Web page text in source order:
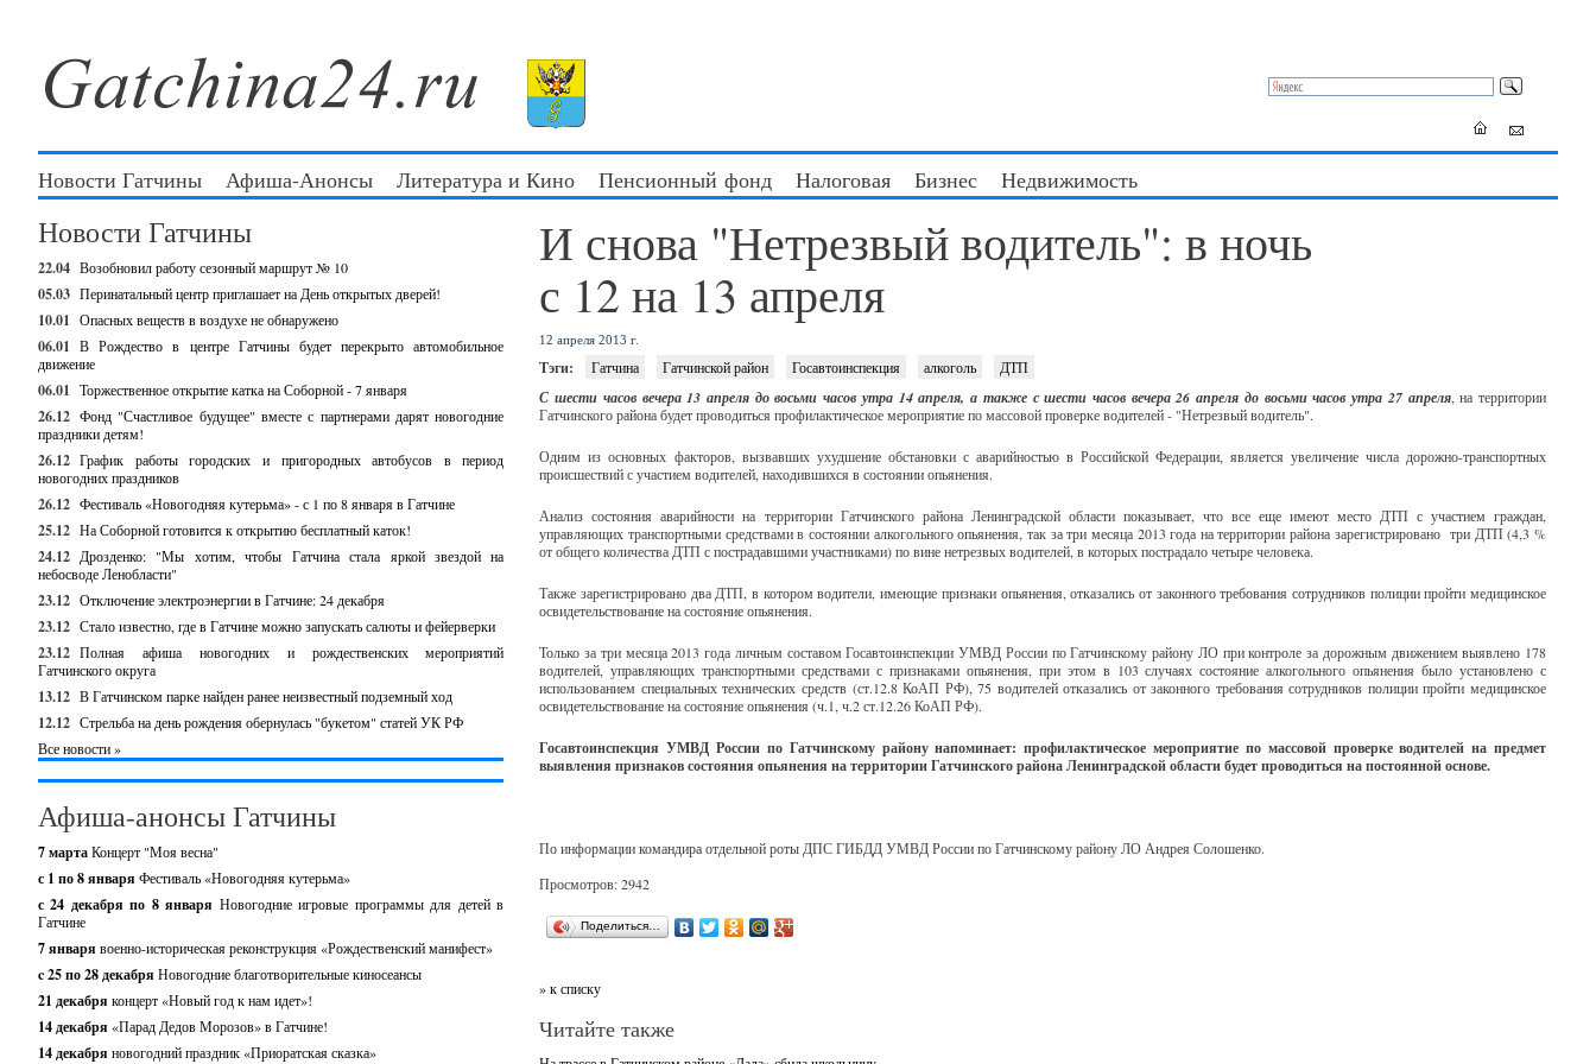
Новости Гатчины Афиша-Анонсы Литература и Кино Пенсионный фонд Налоговая Бизнес Недвижимость
Новости Гатчины
22.04 Возобновил работу сезонный маршрут № 10
05.03 Перинатальный центр приглашает на День открытых дверей!
10.01 Опасных веществ в воздухе не обнаружено
06.01 В Рождество в центре Гатчины будет перекрыто автомобильное
движение
06.01 Торжественное открытие катка на Соборной - 7 января
26.12 Фонд "Счастливое будущее" вместе с партнерами дарят новогодние
праздники детям!
26.12 График работы городских и пригородных автобусов в период
новогодних праздников
26.12 Фестиваль «Новогодняя кутерьма» - с 1 по 8 января в Гатчине
25.12 На Соборной готовится к открытию бесплатный каток!
24.12 Дрозденко: "Мы хотим, чтобы Гатчина стала яркой звездой на
небосводе Ленобласти"
23.12 Отключение электроэнергии в Гатчине: 24 декабря
23.12 Стало известно, где в Гатчине можно запускать салюты и фейерверки
23.12 Полная афиша новогодних и рождественских мероприятий
Гатчинского округа
13.12 В Гатчинском парке найден ранее неизвестный подземный ход
12.12 Стрельба на день рождения обернулась "букетом" статей УК РФ
Все новости »
Афиша-анонсы Гатчины
7 мартаКонцерт "Моя весна"
с 1 по 8 января Фестиваль «Новогодняя кутерьма»
с 24 декабря по 8 января Новогодние игровые программы для детей в
Гатчине
7 января военно-историческая реконструкция «Рождественский манифест»
c 25 по 28 декабря Новогодние благотворительные киносеансы
21 декабря концерт «Новый год к нам идет»!
14 декабря «Парад Дедов Морозов» в Гатчине!
14 декабря новогодний праздник «Приоратская сказка»
И снова "Нетрезвый водитель": в ночь
с 12 на 13 апреля
12 апреля 2013 г.
Тэги: Гатчина Гатчинской район Госавтоинспекция алкоголь ДТП
С шести часов вечера 13 апреля до восьми часов утра 14 апреля, а также сшести часов вечера 26 апреля до восьми часов утра27 апреля, на территории
Гатчинского района будет проводиться профилактическое мероприятие по массовой проверке водителей - "Нетрезвый водитель".
Одним из основных факторов, вызвавших ухудшение обстановки с аварийностью в Российской Федерации, является увеличение числа дорожно-транспортных
происшествий с участием водителей, находившихся в состоянии опьянения.
Анализ состояния аварийности на территории Гатчинского района Ленинградской области показывает, что все еще имеют место ДТП с участием граждан,
управляющих транспортными средствами в состоянии алкогольного опьянения, так за три месяца 2013 года на территории района зарегистрировано три ДТП (4,3 %
от общего количества ДТП с пострадавшими участниками) по вине нетрезвых водителей, в которых пострадало четыре человека.
Также зарегистрировано два ДТП, в котором водители, имеющие признаки опьянения, отказались от законного требования сотрудников полиции пройти медицинское
освидетельствование на состояние опьянения.
Только за три месяца 2013 года личным составом Госавтоинспекции УМВД России по Гатчинскому району ЛО при контроле за дорожным движением выявлено 178
водителей, управляющих транспортными средствами с признаками опьянения, при этом в 103 случаях состояние алкогольного опьянения было установлено с
использованием специальных технических средств (ст.12.8 КоАП РФ), 75 водителей отказались от законного требования сотрудников полиции пройти медицинское
освидетельствование на состояние опьянения (ч.1, ч.2 ст.12.26 КоАП РФ).
Госавтоинспекция УМВД России по Гатчинскому району напоминает:профилактическое мероприятие по массовой проверке водителей на предмет
выявления признаков состояния опьянения на территории Гатчинского района Ленинградской области будет проводиться на постоянной основе.
По информации командира отдельной роты ДПС ГИБДД УМВД России по Гатчинскому району ЛО Андрея Солошенко.
Просмотров: 2942
Поделиться…
» к списку
Читайте также